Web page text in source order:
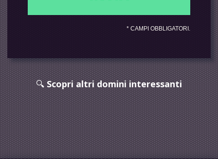
* CAMPI OBBLIGATORI.
🔍Scopri altri domini interessanti